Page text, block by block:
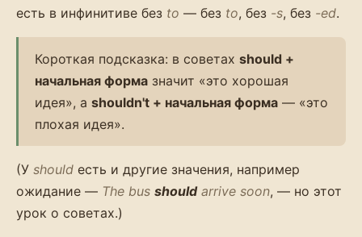
есть в инфинитиве без to — без to, без -s, без -ed.
Короткая подсказка: в советах should +
начальная форма значит «это хорошая
идея», а shouldn't + начальная форма — «это
плохая идея».
(У should есть и другие значения, например
ожидание — The bus shouldarrive soon, — но этот
урок о советах.)